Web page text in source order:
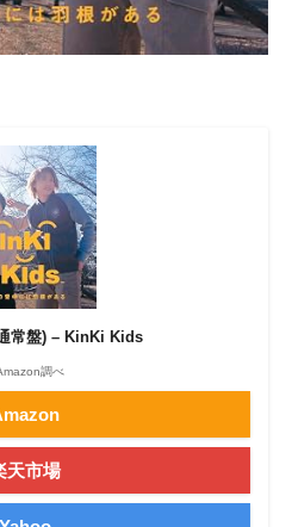
常盤) – KinKi Kids
調べ
天市場